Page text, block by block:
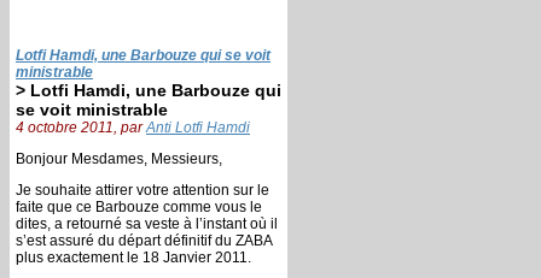
Lotfi Hamdi, une Barbouze qui se voit
ministrable
> Lotfi Hamdi, une Barbouze qui
se voit ministrable
4 octobre 2011, parAnti Lotfi Hamdi
Bonjour Mesdames, Messieurs,
Je souhaite attirer votre attention sur le
faite que ce Barbouze comme vous le
dites, a retourné sa veste à l’instant où il
s’est assuré du départ définitif du ZABA
plus exactement le 18 Janvier 2011.